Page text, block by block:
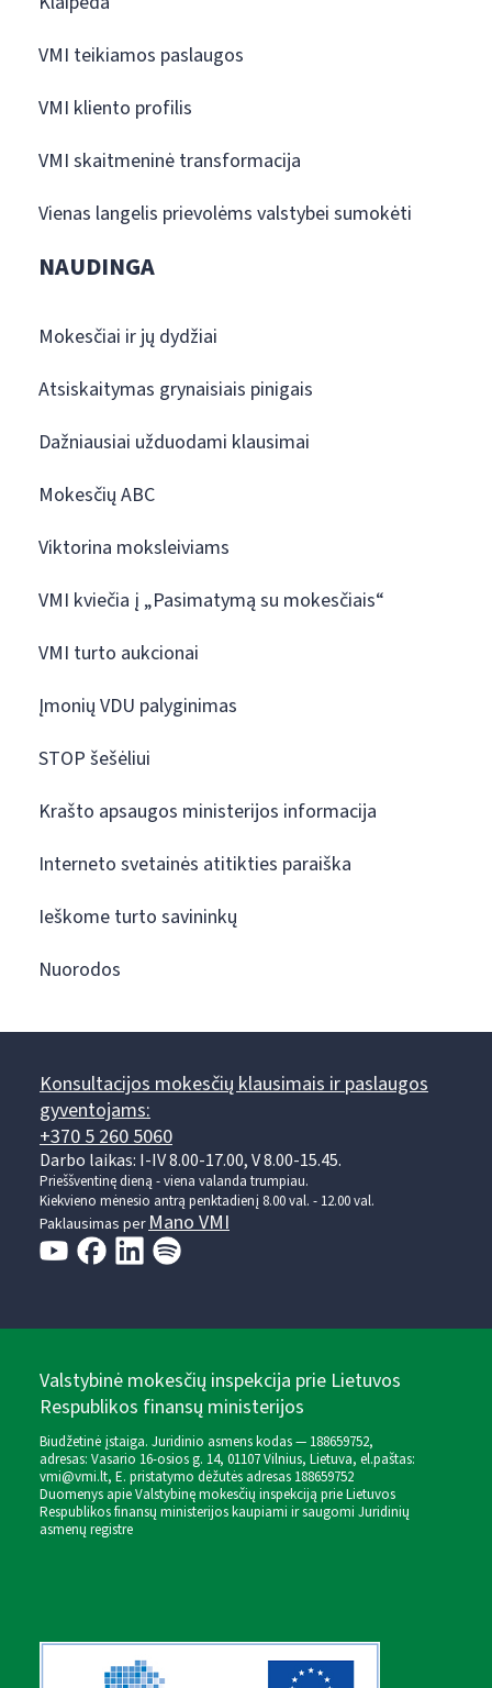
VMI teikiamos paslaugos
VMI kliento profilis
VMI skaitmeninė transformacija
Vienas langelis prievolėms valstybei sumokėti
NAUDINGA
Mokesčiai ir jų dydžiai
Atsiskaitymas grynaisiais pinigais
Dažniausiai užduodami klausimai
Mokesčių ABC
Viktorina moksleiviams
VMI kviečia į „Pasimatymą su mokesčiais“
VMI turto aukcionai
Įmonių VDU palyginimas
STOP šešėliui
Krašto apsaugos ministerijos informacija
Interneto svetainės atitikties paraiška
Ieškome turto savininkų
Nuorodos
Konsultacijos mokesčių klausimais ir paslaugos
gyventojams:
+370 5 260 5060
Darbo laikas: I-IV 8.00-17.00, V 8.00-15.45.
Prieššventinę dieną - viena valanda trumpiau.
Kiekvieno mėnesio antrą penktadienį 8.00 val. - 12.00 val.
Paklausimas perMano VMI
Valstybinė mokesčių inspekcija prie Lietuvos
Respublikos finansų ministerijos
Biudžetinė įstaiga. Juridinio asmens kodas — 188659752,
adresas: Vasario 16-osios g. 14, 01107 Vilnius, Lietuva, el.paštas:
vmi@vmi.lt, E. pristatymo dėžutės adresas 188659752
Duomenys apie Valstybinę mokesčių inspekciją prie Lietuvos
Respublikos finansų ministerijos kaupiami ir saugomi Juridinių
asmenų registre